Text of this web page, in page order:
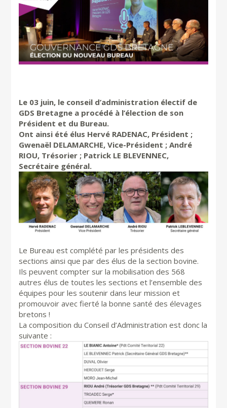
Le 03 juin, le conseil d’administration électif de
GDS Bretagne a procédé à l’élection de son
Président et du Bureau.
Ont ainsi été élus Hervé RADENAC, Président ;
Gwenaël DELAMARCHE, Vice-Président ; André
RIOU, Trésorier ; Patrick LE BLEVENNEC,
Secrétaire général.
Le Bureau est complété par les présidents des
sections ainsi que par des élus de la section bovine.
Ils peuvent compter sur la mobilisation des 568
autres élus de toutes les sections et l’ensemble des
équipes pour les soutenir dans leur mission et
promouvoir avec fierté la bonne santé des élevages
bretons !
La composition du Conseil d’Administration est donc la
suivante :